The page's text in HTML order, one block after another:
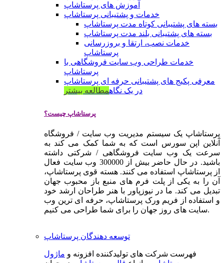
آموزش های پرستاشاپ
خدمات و پشتیبانی پرستاشاپ
بسته های پشتیبانی کوتاه مدت پرستاشاپ
بسته های پشتیبانی بلند مدت پرستاشاپ
خدمات نصب، ارتقا و بروزرسانی
پرستاشاپ
خدمات طراحی وب سایت فروشگاهی با
پرستاشاپ
معرفی پکیج های پشتیبانی حرفه ای پرستاشاپ
در یک نگاهمطالعه بیشتر
پرستاشاپ چیست؟
پرستاشاپ یک سیستم مدیریت وب سایت / فروشگاه
آنلاین اپن سورس است که به شما کمک می کند به
سرعت یک وب سایت فروشگاهی / شرکتی داشته
باشید. در حال حاضر بیش از 300000 وب سایت فعال
از پرستاشاپ استفاده می کنند. هسته قوی پرستاشاپ،
آن را به یکی از پلت فرم های منبع باز محبوب جهان
تبدیل می کند. ما در نیوزپاور با هنر طراحان ارشد خود
و استفاده از فریم ورک پرستاشاپ، حرفه ای ترین وب
سایت های روز جهان را برای شما طراحی می کنیم.
توسعه دهندگان پرستاشاپ
فهرست شرکت های تولیدکننده افزونه و ماژول